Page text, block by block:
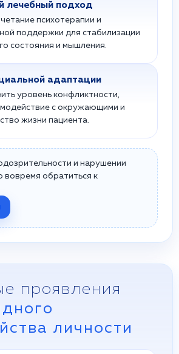
лечебный подход
психотерапии и
поддержки для стабилизации
состояния и мышления.
адаптации
уровень конфликтности,
с окружающими и
жизни пациента.
и нарушении
вовремя обратиться к
проявления
личности